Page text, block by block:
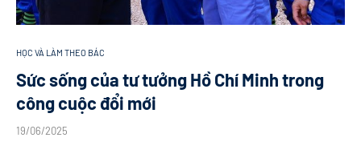
HỌC VÀ LÀM THEO BÁC
Sức sống của tư tưởng Hồ Chí Minh trong
công cuộc đổi mới
19/06/2025